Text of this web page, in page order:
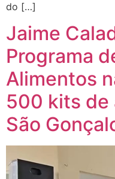
do […]
Jaime
Programa
Alimentos
500 kits de
São